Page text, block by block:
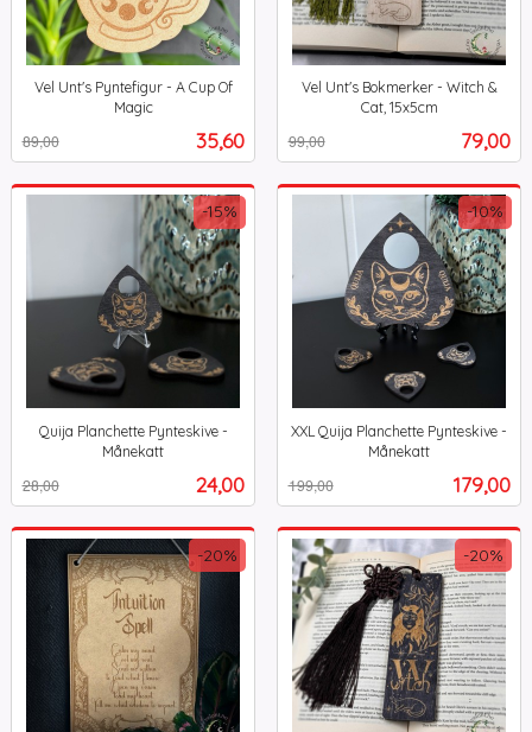
Vel Unt's Pyntefigur - A Cup Of
Magic
Tilbud
35,60
89,00
mva.
Vel Unt's Bokmerker - Witch &
Cat, 15x5cm
Tilbud
79,00
99,00
mva.
Quija Planchette Pynteskive -
Månekatt
Tilbud
24,00
28,00
-15%
mva.
XXL Quija Planchette Pynteskive -
Månekatt
Tilbud
179,00
199,00
-10%
mva.
-20% -20%